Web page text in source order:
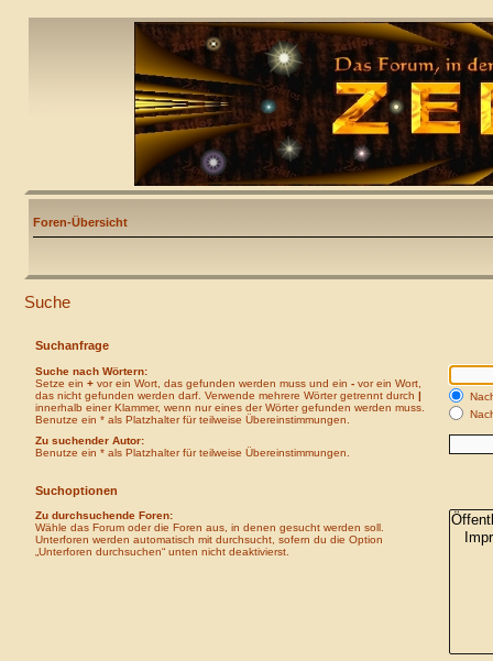
Foren-Übersicht
Suche
Suchanfrage
Suche nach Wörtern:
Setze ein + vor ein Wort, das gefunden werden muss und ein - vor ein Wort,
das nicht gefunden werden darf. Verwende mehrere Wörter getrennt durch |
innerhalb einer Klammer, wenn nur eines der Wörter gefunden werden muss.
Benutze ein * als Platzhalter für teilweise Übereinstimmungen.
Zu suchender Autor:
Benutze ein * als Platzhalter für teilweise Übereinstimmungen.
Suchoptionen
Zu durchsuchende Foren:
Wähle das Forum oder die Foren aus, in denen gesucht werden soll.
Unterforen werden automatisch mit durchsucht, sofern du die Option
„Unterforen durchsuchen“ unten nicht deaktivierst.